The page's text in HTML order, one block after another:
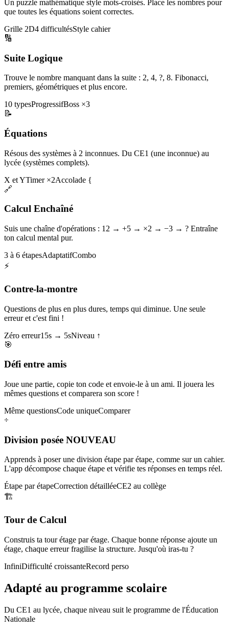
Un puzzle mathématique style mots-croisés. Place les nombres pour
que toutes les équations soient correctes.
Grille 2D4 difficultésStyle cahier
🔢
Suite Logique
Trouve le nombre manquant dans la suite : 2, 4, ?, 8. Fibonacci,
premiers, géométriques et plus encore.
10 typesProgressifBoss ×3
📝
Équations
Résous des systèmes à 2 inconnues. Du CE1 (une inconnue) au
lycée (systèmes complets).
X et YTimer ×2Accolade {
🔗
Calcul Enchaîné
Suis une chaîne d'opérations : 12 → +5 → ×2 → −3 → ? Entraîne
ton calcul mental pur.
3 à 6 étapesAdaptatifCombo
⚡
Contre-la-montre
Questions de plus en plus dures, temps qui diminue. Une seule
erreur et c'est fini !
Zéro erreur15s → 5sNiveau ↑
🎯
Défi entre amis
Joue une partie, copie ton code et envoie-le à un ami. Il jouera les
mêmes questions et comparera son score !
Même questionsCode uniqueComparer
÷
Division posée NOUVEAU
Apprends à poser une division étape par étape, comme sur un cahier.
L'app décompose chaque étape et vérifie tes réponses en temps réel.
Étape par étapeCorrection détailléeCE2 au collège
🏗️
Tour de Calcul
Construis ta tour étage par étage. Chaque bonne réponse ajoute un
étage, chaque erreur fragilise la structure. Jusqu'où iras-tu ?
InfiniDifficulté croissanteRecord perso
Adapté au programme scolaire
Du CE1 au lycée, chaque niveau suit le programme de l'Éducation
Nationale